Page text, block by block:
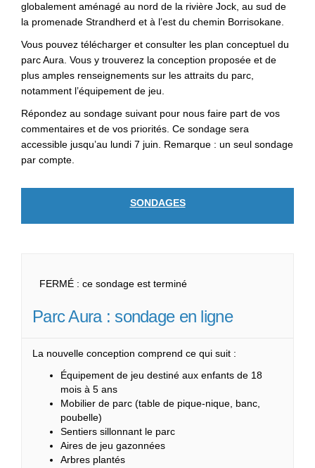
globalement aménagé au nord de la rivière Jock, au sud de
la promenade Strandherd et à l’est du chemin Borrisokane.
Vous pouvez télécharger et consulter les plan conceptuel du
parc Aura. Vous y trouverez la conception proposée et de
plus amples renseignements sur les attraits du parc,
notamment l’équipement de jeu.
Répondez au sondage suivant pour nous faire part de vos
commentaires et de vos priorités. Ce sondage sera
accessible jusqu’au lundi 7 juin. Remarque : un seul sondage
par compte.
SONDAGES
FERMÉ : ce sondage est terminé
Parc Aura : sondage en ligne
La nouvelle conception comprend ce qui suit :
Équipement de jeu destiné aux enfants de 18
mois à 5 ans
Mobilier de parc (table de pique-nique, banc,
poubelle)
Sentiers sillonnant le parc
Aires de jeu gazonnées
Arbres plantés